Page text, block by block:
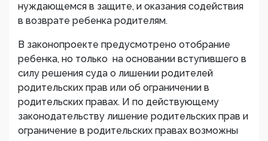
нуждающемся в защите, и оказания содействия
в возврате ребенка родителям.
В законопроекте предусмотрено отобрание
ребенка, но только на основании вступившего в
силу решения суда о лишении родителей
родительских прав или об ограничении в
родительских правах. И по действующему
законодательству лишение родительских прав и
ограничение в родительских правах возможны